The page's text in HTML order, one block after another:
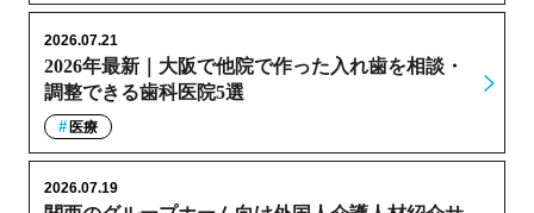
2026年最新｜大阪で他院で作った入れ歯を相談・
調整できる歯科医院5選
2026.07.21
医療
2026.07.19